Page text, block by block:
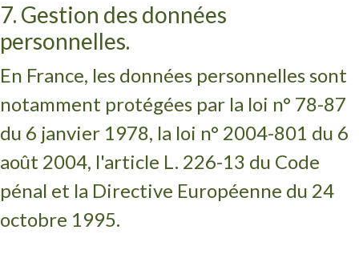
7. Gestion des données
personnelles.
En France, les données personnelles sont
notamment protégées par la loi n° 78-87
du 6 janvier 1978, la loi n° 2004-801 du 6
août 2004, l'article L. 226-13 du Code
pénal et la Directive Européenne du 24
octobre 1995.